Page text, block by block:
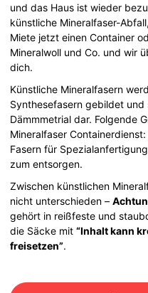
und das Haus ist wieder
künstliche Mineralfaser-
Miete jetzt einen Container
Mineralwoll und Co. und wir
dich.
Künstliche Mineralfasern
Synthesefasern gebildet
Dämmmetrial dar. Folgende
Mineralfaser
Fasern für
zum entsorgen.
Zwischen künstlichen
nicht unterschieden –
gehört in reißfeste und
die Säcke mit“Inhalt kann
freisetzen”.